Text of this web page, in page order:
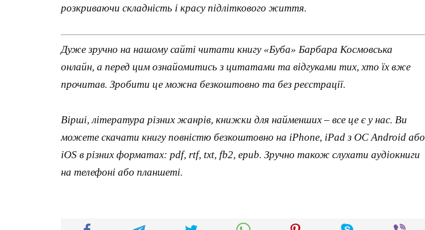
розкриваючи складність і красу підліткового життя.
Дуже зручно на нашому сайті читати книгу «Буба» Барбара Космовська
онлайн, а перед цим ознайомитись з цитатами та відгуками тих, хто їх вже
прочитав. Зробити це можна безкоштовно та без реєстрації.
Вірші, література різних жанрів, книжки для найменших – все це є у нас. Ви
можете скачати книгу повністю безкоштовно на iPhone, iPad з ОС Android або
iOS в різних форматах: pdf, rtf, txt, fb2, epub. Зручно також слухати аудіокниги
на телефоні або планшеті.